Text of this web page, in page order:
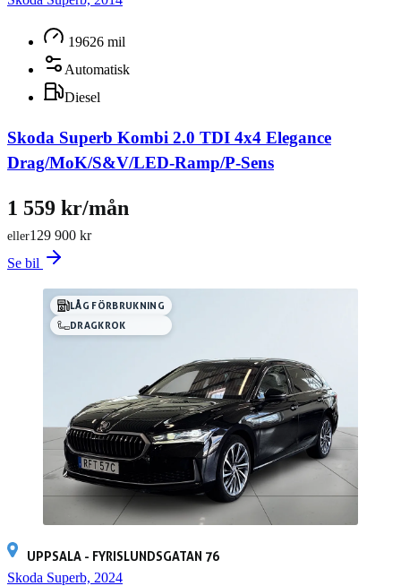
19626 mil
Automatisk
Diesel
Skoda Superb Kombi 2.0 TDI 4x4 Elegance
Drag/MoK/S&V/LED-Ramp/P-Sens
129 900 kr
eller
1 559 kr/mån
Se bil
LÅG FÖRBRUKNING
DRAGKROK
UPPSALA - FYRISLUNDSGATAN 76
Skoda Superb, 2024